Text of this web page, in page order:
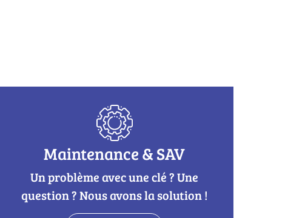
Maintenance & SAV
Un problème avec une clé ? Une
question ? Nous avons la solution !